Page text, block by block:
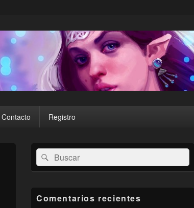
Contacto Registro
El
área
de
lateral
primaria
Buscar
por:
Buscar
Comentarios recientes